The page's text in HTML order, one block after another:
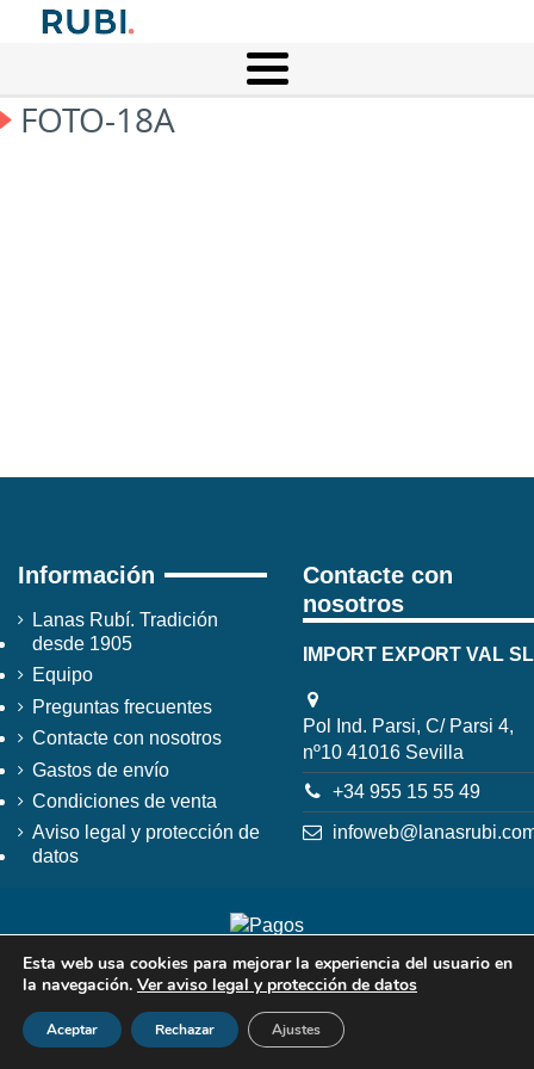
FOTO-18A
Información
Lanas Rubí. Tradición
desde 1905
Equipo
Preguntas frecuentes
Contacte con nosotros
Gastos de envío
Condiciones de venta
Aviso legal y protección de
datos
Contacte con
nosotros
IMPORT EXPORT VAL SL
Pol Ind. Parsi, C/ Parsi 4,
nº10 41016 Sevilla
+34 955 15 55 49
Esta web usa cookies para mejorar la experiencia del usuario en
la navegación. Ver aviso legal y protección de datos
Aceptar Rechazar Ajustes